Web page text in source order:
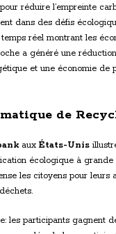
réduire l’empreinte
dans des défis
réel montrant les
a généré une
et une économie de
de
aux États-Unis
écologique à grande
les citoyens pour leurs
les participants gagnent